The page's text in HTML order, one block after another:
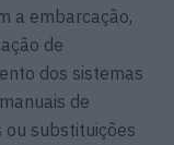
a embarcação,
de
dos sistemas
de
substituições